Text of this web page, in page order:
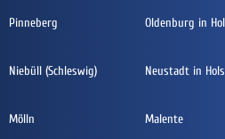
Pinneberg Oldenburg in
Niebüll (Schleswig) Neustadt in
Mölln Malente